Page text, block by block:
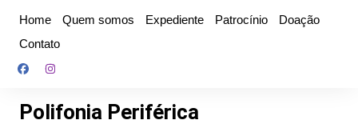
conteúdo
Home Quem somos Expediente Patrocínio
Doação
Contato
Polifonia Periférica